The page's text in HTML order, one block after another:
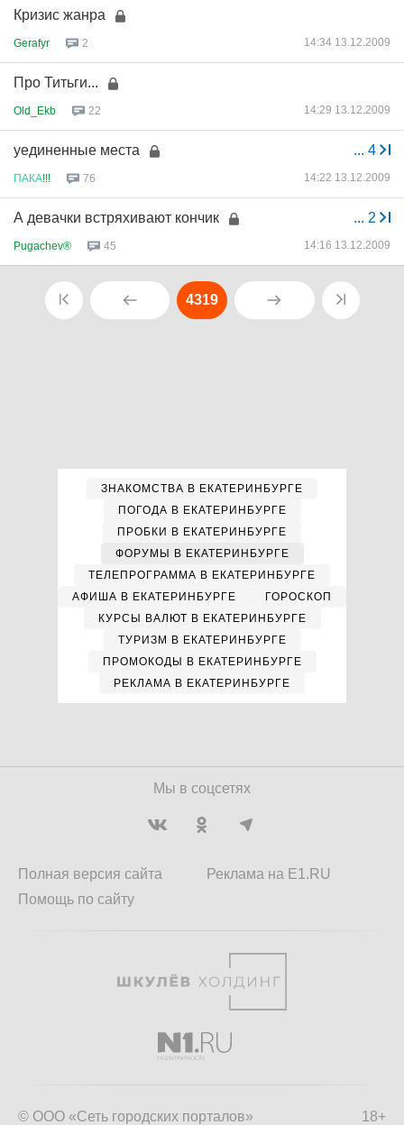
Кризис жанра
Gerafyr 2 14:34 13.12.2009
Про Титьги...
Old_Ekb 22 14:29 13.12.2009
... 4
уединенные места
ПАКА!!! 76 14:22 13.12.2009
... 2
А девачки встряхивают кончик
Pugachev® 45 14:16 13.12.2009
4319
ЗНАКОМСТВА В ЕКАТЕРИНБУРГЕ
ПОГОДА В ЕКАТЕРИНБУРГЕ
ПРОБКИ В ЕКАТЕРИНБУРГЕ
ФОРУМЫ В ЕКАТЕРИНБУРГЕ
ТЕЛЕПРОГРАММА В ЕКАТЕРИНБУРГЕ
АФИША В ЕКАТЕРИНБУРГЕ
ГОРОСКОП
КУРСЫ ВАЛЮТ В ЕКАТЕРИНБУРГЕ
ТУРИЗМ В ЕКАТЕРИНБУРГЕ
ПРОМОКОДЫ В ЕКАТЕРИНБУРГЕ
РЕКЛАМА В ЕКАТЕРИНБУРГЕ
Мы в соцсетях
Полная версия сайта
Помощь по сайту
Реклама на E1.RU
18+
© ООО «Сеть городских порталов»